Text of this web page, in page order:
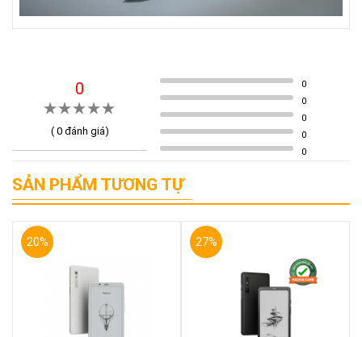
0
(0 đánh giá)
0
0
0
0
0
SẢN PHẨM TƯƠNG TỰ
20% 27%